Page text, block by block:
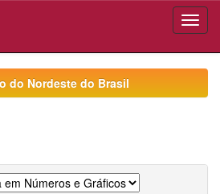
do Nordeste do Brasil